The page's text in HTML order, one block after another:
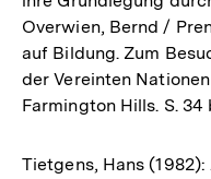
Overwien, Bernd /
auf Bildung. Zum
der Vereinten
Farmington Hills. S. 34
Tietgens, Hans